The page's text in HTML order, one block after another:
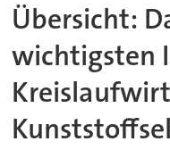
Übersicht:
wichtigsten